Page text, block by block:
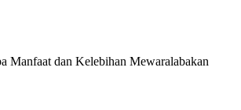
Manfaat dan Kelebihan Mewaralabakan